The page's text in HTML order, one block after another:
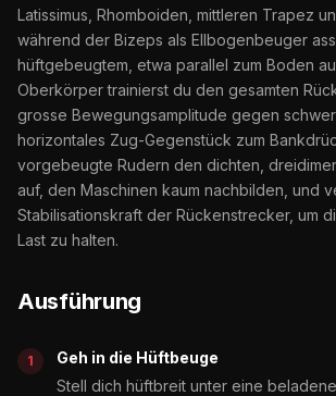
Latissimus, Rhomboiden, mittleren Trapez
während der Bizeps als Ellbogenbeuger
hüftgebeugtem, etwa parallel zum Boden
Oberkörper trainierst du den gesamten
grosse Bewegungsamplitude gegen
horizontales Zug-Gegenstück zum
vorgebeugte Rudern den dichten,
auf, den Maschinen kaum nachbilden, und
Stabilisationskraft der Rückenstrecker, um
Last zu halten.
Ausführung
Geh in die Hüftbeuge
Stell dich hüftbreit unter eine